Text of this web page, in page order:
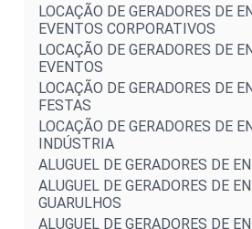
LOCAÇÃO DE GERADORES DE
EVENTOS CORPORATIVOS
LOCAÇÃO DE GERADORES DE
EVENTOS
LOCAÇÃO DE GERADORES DE
FESTAS
LOCAÇÃO DE GERADORES DE
INDÚSTRIA
ALUGUEL DE GERADORES DE
ALUGUEL DE GERADORES DE
GUARULHOS
ALUGUEL DE GERADORES DE